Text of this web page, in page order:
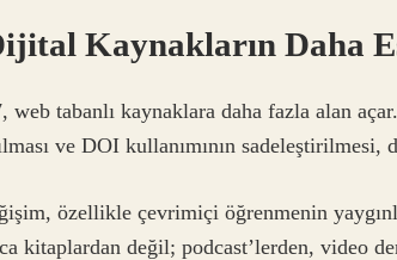
Kaynakların Daha
web tabanlı kaynaklara daha fazla alan
ve DOI kullanımının
özellikle çevrimiçi öğrenmenin
kitaplardan değil; podcast’lerden, video